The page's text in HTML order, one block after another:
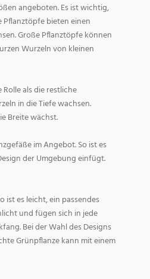
angeboten. Es ist wichtig,
Pflanztöpfe bieten einen
Große Pflanztöpfe können
Wurzeln von kleinen
als die restliche
in die Tiefe wachsen.
Breite wächst.
im Angebot. So ist es
der Umgebung einfügt.
ist es leicht, ein passendes
und fügen sich in jede
Bei der Wahl des Designs
Grünpflanze kann mit einem